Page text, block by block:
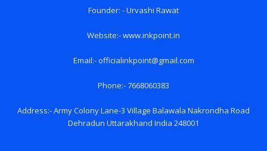
Founder: - Urvashi Rawat
Website:- www.inkpoint.in
Email:- officialinkpoint@gmail.com
Phone:- 7668060383
Address:- Army Colony Lane-3 Village Balawala Nakrondha Road
Dehradun Uttarakhand India 248001